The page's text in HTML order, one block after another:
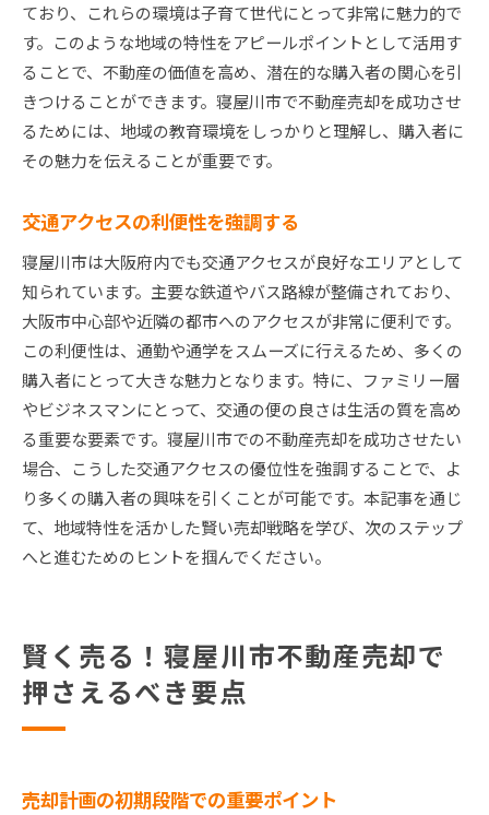
ており、これらの環境は子育て世代にとって非常に魅力的で
す。このような地域の特性をアピールポイントとして活用す
ることで、不動産の価値を高め、潜在的な購入者の関心を引
きつけることができます。寝屋川市で不動産売却を成功させ
るためには、地域の教育環境をしっかりと理解し、購入者に
その魅力を伝えることが重要です。
交通アクセスの利便性を強調する
寝屋川市は大阪府内でも交通アクセスが良好なエリアとして
知られています。主要な鉄道やバス路線が整備されており、
大阪市中心部や近隣の都市へのアクセスが非常に便利です。
この利便性は、通勤や通学をスムーズに行えるため、多くの
購入者にとって大きな魅力となります。特に、ファミリー層
やビジネスマンにとって、交通の便の良さは生活の質を高め
る重要な要素です。寝屋川市での不動産売却を成功させたい
場合、こうした交通アクセスの優位性を強調することで、よ
り多くの購入者の興味を引くことが可能です。本記事を通じ
て、地域特性を活かした賢い売却戦略を学び、次のステップ
へと進むためのヒントを掴んでください。
賢く売る！寝屋川市不動産売却で
押さえるべき要点
売却計画の初期段階での重要ポイント